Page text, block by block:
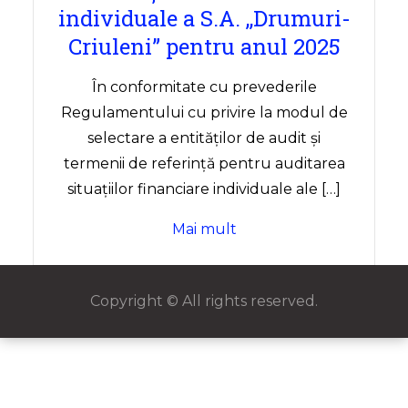
individuale a S.A. ,,Drumuri-
Criuleni” pentru anul 2025
În conformitate cu prevederile
Regulamentului cu privire la modul de
selectare a entităților de audit şi
termenii de referinţă pentru auditarea
situaţiilor financiare individuale ale […]
Mai mult
Copyright © All rights reserved.